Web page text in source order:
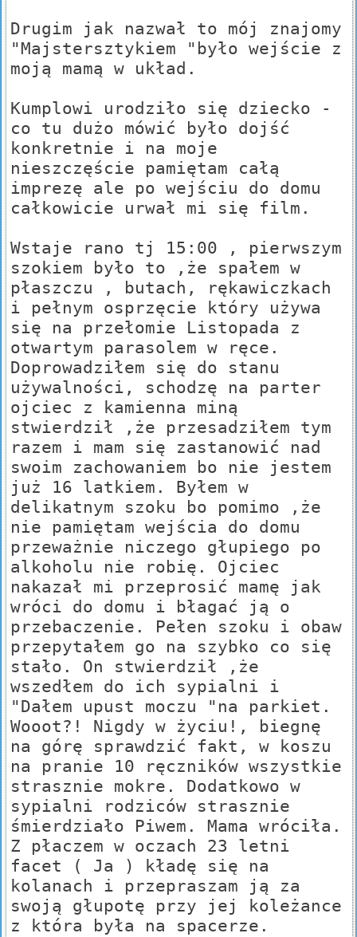
Drugim jak nazwał to mój znajomy
"Majstersztykiem "było wejście z
moją mamą w układ.
Kumplowi urodziło się dziecko -
co tu dużo mówić było dojść
konkretnie i na moje
nieszczęście pamiętam całą
imprezę ale po wejściu do domu
całkowicie urwał mi się film.
Wstaje rano tj 15:00 , pierwszym
szokiem było to ,że spałem w
płaszczu , butach, rękawiczkach
i pełnym osprzęcie który używa
się na przełomie Listopada z
otwartym parasolem w ręce.
Doprowadziłem się do stanu
używalności, schodzę na parter
ojciec z kamienna miną
stwierdził ,że przesadziłem tym
razem i mam się zastanowić nad
swoim zachowaniem bo nie jestem
już 16 latkiem. Byłem w
delikatnym szoku bo pomimo ,że
nie pamiętam wejścia do domu
przeważnie niczego głupiego po
alkoholu nie robię. Ojciec
nakazał mi przeprosić mamę jak
wróci do domu i błagać ją o
przebaczenie. Pełen szoku i obaw
przepytałem go na szybko co się
stało. On stwierdził ,że
wszedłem do ich sypialni i
"Dałem upust moczu "na parkiet.
Wooot?! Nigdy w życiu!, biegnę
na górę sprawdzić fakt, w koszu
na pranie 10 ręczników wszystkie
strasznie mokre. Dodatkowo w
sypialni rodziców strasznie
śmierdziało Piwem. Mama wróciła.
Z płaczem w oczach 23 letni
facet ( Ja ) kładę się na
kolanach i przepraszam ją za
swoją głupotę przy jej koleżance
z która była na spacerze.